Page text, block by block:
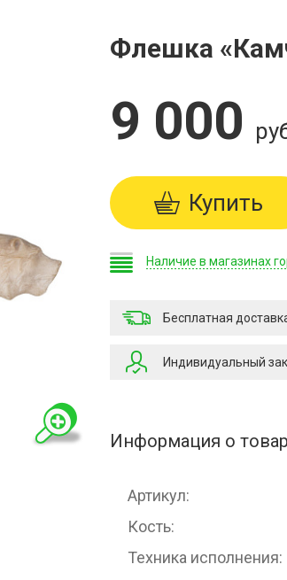
Флешка
9 000
Купить
Наличие в магазинах
Бесплатная
Индивидуальный
Информация о
Артикул
Кость
Техника исполнения